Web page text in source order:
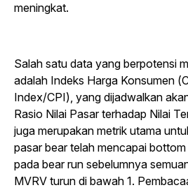
meningkat.
Salah satu data yang berpotensi
adalah Indeks Harga Konsumen
Index/CPI), yang dijadwalkan
Rasio Nilai Pasar terhadap Nilai
juga merupakan metrik utama
pasar bear telah mencapai
pada bear run sebelumnya
MVRV turun di bawah 1.